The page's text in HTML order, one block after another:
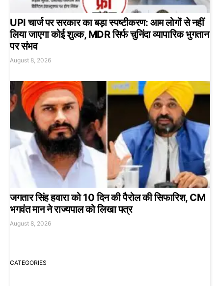
UPI चार्ज पर सरकार का बड़ा स्पष्टीकरण: आम लोगों से नहीं
लिया जाएगा कोई शुल्क, MDR सिर्फ चुनिंदा व्यापारिक भुगतान
पर संभव
August 8, 2026
जगतार सिंह हवारा को 10 दिन की पैरोल की सिफारिश, CM
भगवंत मान ने राज्यपाल को लिखा पत्र
August 8, 2026
CATEGORIES